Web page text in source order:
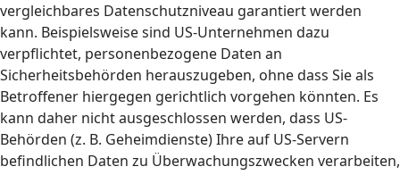
vergleichbares Datenschutzniveau garantiert werden
kann. Beispielsweise sind US-Unternehmen dazu
verpflichtet, personenbezogene Daten an
Sicherheitsbehörden herauszugeben, ohne dass Sie als
Betroffener hiergegen gerichtlich vorgehen könnten. Es
kann daher nicht ausgeschlossen werden, dass US-
Behörden (z. B. Geheimdienste) Ihre auf US-Servern
befindlichen Daten zu Überwachungszwecken verarbeiten,